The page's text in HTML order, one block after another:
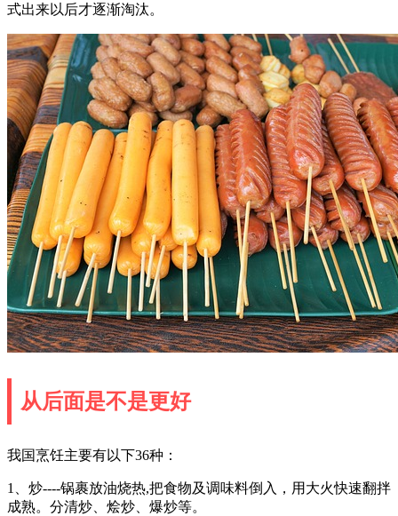
式出来以后才逐渐淘汰。
从后面是不是更好
我国烹饪主要有以下36种：
1、炒----锅裹放油烧热,把食物及调味料倒入，用大火快速翻拌
成熟。分清炒、烩炒、爆炒等。